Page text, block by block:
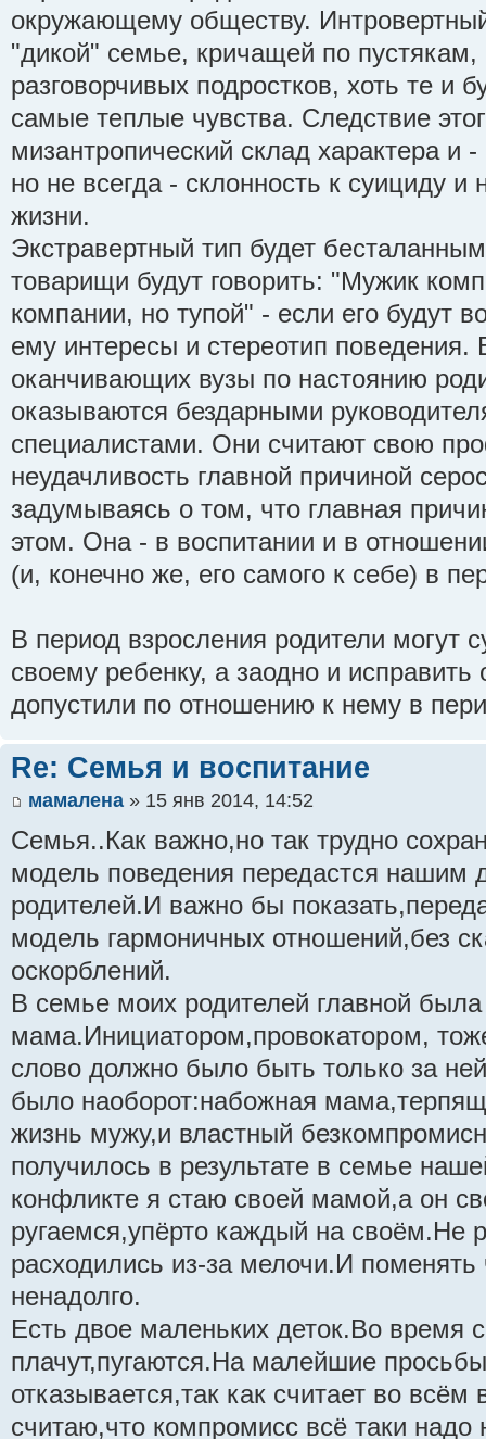
окружающему обществу.
"дикой" семье, кричащей по пустякам,
разговорчивых подростков, хоть те и
самые теплые чувства. Следствие
мизантропический склад характера и
но не всегда - склонность к суициду и
жизни.
Экстравертный тип будет
товарищи будут говорить: "Мужик
компании, но тупой" - если его будут
ему интересы и стереотип поведения.
оканчивающих вузы по настоянию
оказываются бездарными
специалистами. Они считают свою
неудачливость главной причиной
задумываясь о том, что главная
этом. Она - в воспитании и в
(и, конечно же, его самого к себе) в
В период взросления родители могут
своему ребенку, а заодно и
допустили по отношению к нему в
Re: Семья и воспитание
мамалена » 15 янв 2014, 14:52
Семья..Как важно,но так трудно
модель поведения передастся нашим
родителей.И важно бы
модель гармоничных отношений,без
оскорблений.
В семье моих родителей главной была
мама.Инициатором,провокатором,
слово должно было быть только за
было наоборот:набожная
жизнь мужу,и властный
получилось в результате в семье
конфликте я стаю своей мамой,а он
ругаемся,упёрто каждый на своём.Не
расходились из-за мелочи.И поменять
ненадолго.
Есть двое маленьких деток.Во время
плачут,пугаются.На малейшие
отказывается,так как считает во
считаю,что компромисс всё таки